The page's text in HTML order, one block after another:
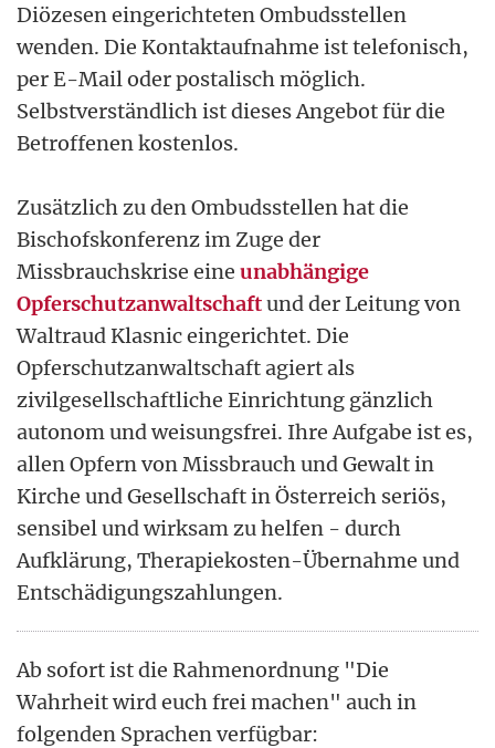
Diözesen eingerichteten Ombudsstellen
wenden. Die Kontaktaufnahme ist telefonisch,
per E-Mail oder postalisch möglich.
Selbstverständlich ist dieses Angebot für die
Betroffenen kostenlos.
Zusätzlich zu den Ombudsstellen hat die
Bischofskonferenz im Zuge der
Missbrauchskrise eine unabhängige
Opferschutzanwaltschaftund der Leitung von
Waltraud Klasnic eingerichtet. Die
Opferschutzanwaltschaft agiert als
zivilgesellschaftliche Einrichtung gänzlich
autonom und weisungsfrei. Ihre Aufgabe ist es,
allen Opfern von Missbrauch und Gewalt in
Kirche und Gesellschaft in Österreich seriös,
sensibel und wirksam zu helfen - durch
Aufklärung, Therapiekosten-Übernahme und
Entschädigungszahlungen.
Ab sofort ist die Rahmenordnung "Die
Wahrheit wird euch frei machen" auch in
folgenden Sprachen verfügbar: